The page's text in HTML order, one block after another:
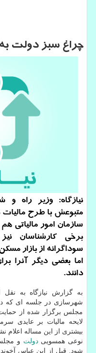
چراغ سبز دولت
نیازگاه: وزیر راه و
متبوعش با طرح مالیات
سازمان امور مالیاتی
برخی كارشناسان
سوداگرانه از بازار
اما بعضی دیگر آنرا
دانند.
به گزارش نیازگاه به نقل
شهرسازی در جلسه ای كه در
مجلس برگزار شده از
لایحه مالیات بر عایدی
بیشتری از این مساله اعلام
نوعی همسوییدولت و
شود. قبل از این عباس